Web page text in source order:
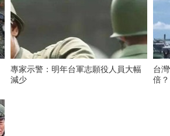
專家示警：明年台軍志願役人員大幅
減少
台
倍？